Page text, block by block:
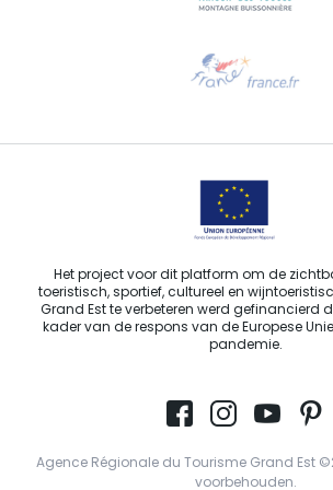
Stuur ons een e-mail
Het project voor dit platform om de
toeristisch, sportief, cultureel en
Grand Est te verbeteren werd gefinancierd
kader van de respons van de Europese
pandemie.
Agence Régionale du Tourisme Grand Est
voorbehouden.